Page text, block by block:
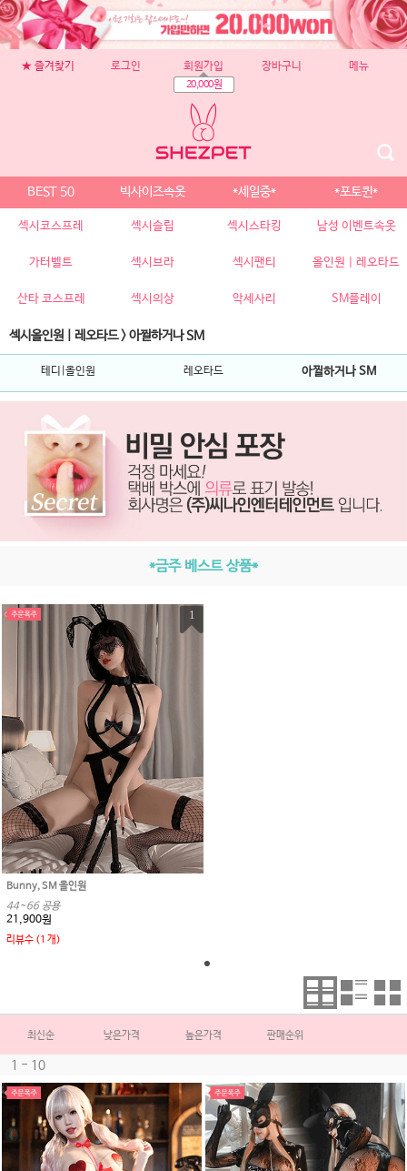
★ 즐겨찾기 로그인 회원가입
20,000원
장바구니 메뉴
BEST 50 빅사이즈속옷 *세일중* *포토퀸*
섹시코스프레 섹시슬립 섹시스타킹 남성 이벤트속옷
가터벨트 섹시브라 섹시팬티 올인원 | 레오타드
산타 코스프레 섹시의상 악세사리 SM플레이
섹시올인원 | 레오타드>아찔하거나 SM
테디|올인원 레오타드 아찔하거나 SM
*금주 베스트 상품*
1
Bunny, SM 올인원
44~66 공용
21,900원
리뷰수 (1 개)
최신순 낮은가격 높은가격 판매순위
1 - 10